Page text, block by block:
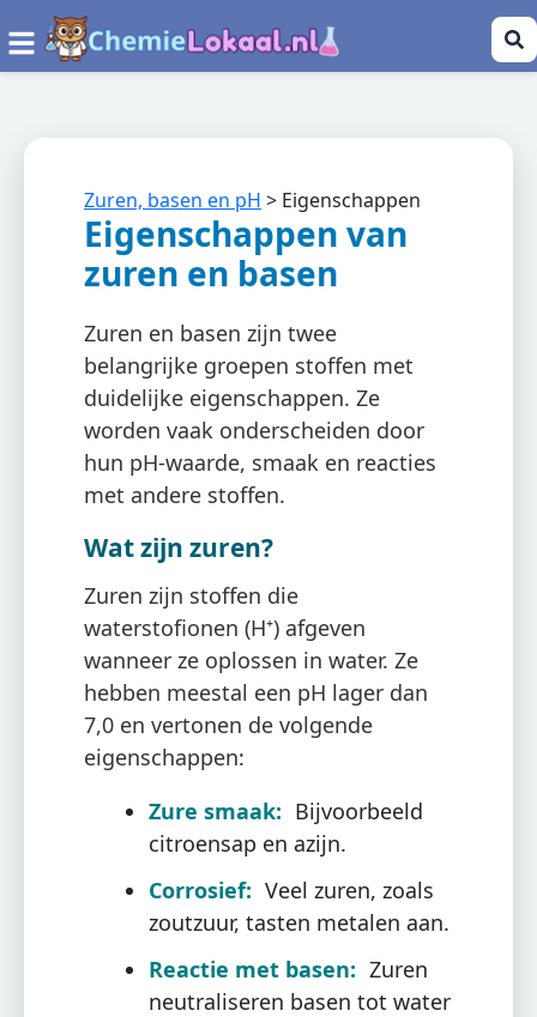
Zuren, basen en pH > Eigenschappen
Eigenschappen van
zuren en basen
Zuren en basen zijn twee
belangrijke groepen stoffen met
duidelijke eigenschappen. Ze
worden vaak onderscheiden door
hun pH-waarde, smaak en reacties
met andere stoffen.
Wat zijn zuren?
Zuren zijn stoffen die
waterstofionen (H⁺) afgeven
wanneer ze oplossen in water. Ze
hebben meestal een pH lager dan
7,0 en vertonen de volgende
eigenschappen:
Zure smaak: Bijvoorbeeld
citroensap en azijn.
Corrosief: Veel zuren, zoals
zoutzuur, tasten metalen aan.
Reactie met basen: Zuren
neutraliseren basen tot water